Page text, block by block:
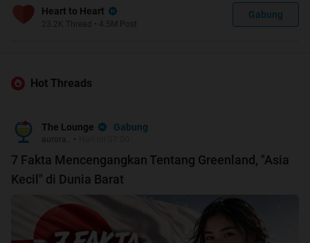
Heart to Heart
23.2K Thread • 4.5M Post
Gabung
Hot Threads
The Lounge Gabung
aurora.. •
7 Fakta Mencengangkan Tentang Greenland, "Asia
Kecil" di Dunia Barat